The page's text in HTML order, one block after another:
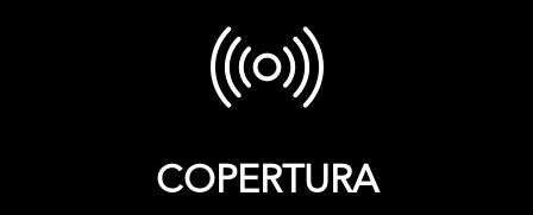
COPERTURA